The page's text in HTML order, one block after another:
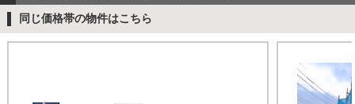
同じ価格帯の物件はこちら